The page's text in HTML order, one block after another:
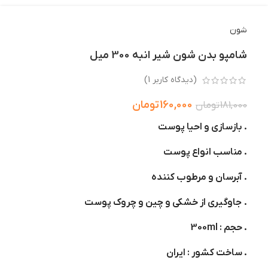
شون
شامپو بدن شون شیر انبه 300 میل
(دیدگاه کاربر 1
)
181,000تومان 160,000تومان
. بازسازی و احیا پوست
. مناسب انواع پوست
. آبرسان و مرطوب کننده
. جاوگیری از خشکی و چین و چروک پوست
. حجم : 300ml
. ساخت کشور : ایران